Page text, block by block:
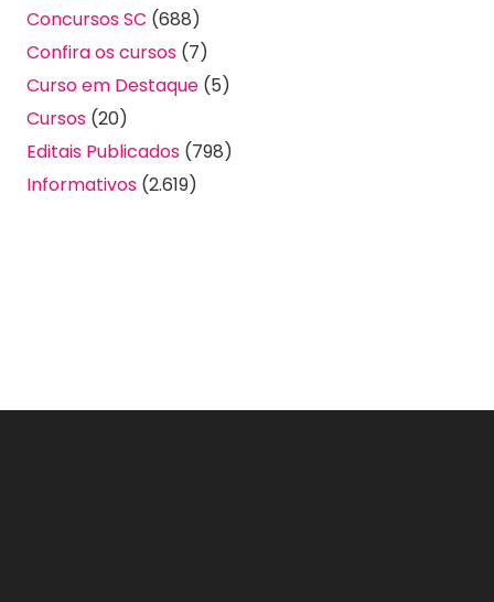
Concursos SC (688)
Confira os cursos (7)
Curso em Destaque (5)
Cursos (20)
Editais Publicados (798)
Informativos (2.619)